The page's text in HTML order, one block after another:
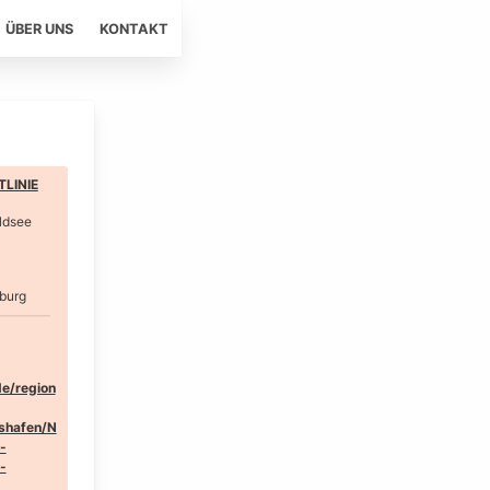
ÜBER UNS KONTAKT
region
N